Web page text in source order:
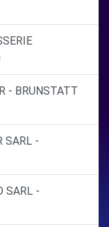
- BRUNSTATT
SARL -
SARL -